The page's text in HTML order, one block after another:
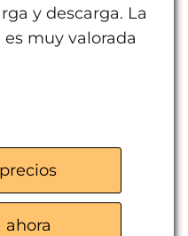
y descarga. La
muy valorada
de embalaje
ahora